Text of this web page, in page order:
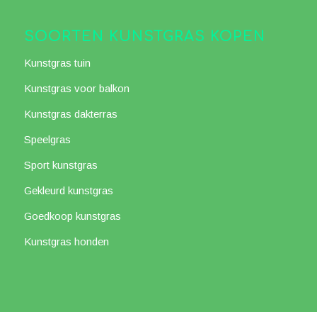
SOORTEN KUNSTGRAS KOPEN
Kunstgras tuin
Kunstgras voor balkon
Kunstgras dakterras
Speelgras
Sport kunstgras
Gekleurd kunstgras
Goedkoop kunstgras
Kunstgras honden